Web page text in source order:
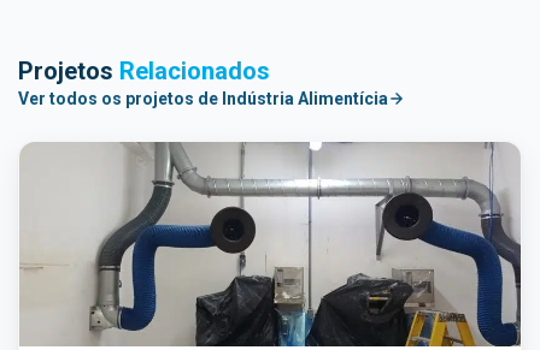
Projetos Relacionados
Ver todos os projetos de Indústria Alimentícia